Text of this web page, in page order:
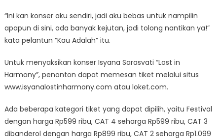
“Ini kan konser aku sendiri, jadi aku bebas untuk nampilin
apapun di sini, ada banyak kejutan, jadi tolong nantikan ya!”
kata pelantun “Kau Adalah” itu.
Untuk menyaksikan konser Isyana Sarasvati “Lost in
Harmony”, penonton dapat memesan tiket melalui situs
www.isyanalostinharmony.com atau loket.com.
Ada beberapa kategori tiket yang dapat dipilih, yaitu Festival
dengan harga Rp599 ribu, CAT 4 seharga Rp599 ribu, CAT 3
dibanderol dengan harga Rp899 ribu, CAT 2 seharga Rp1.099